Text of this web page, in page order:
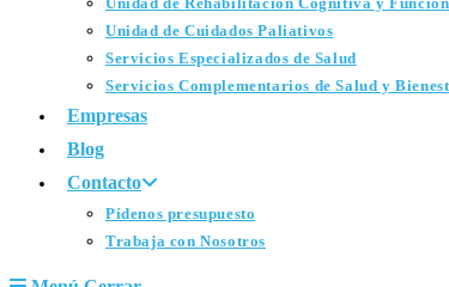
Unidad de Cuidados Paliativos
Servicios Especializados de Salud
Servicios Complementarios de Salud y
Empresas
Blog
Contacto
Pídenos presupuesto
Trabaja con Nosotros